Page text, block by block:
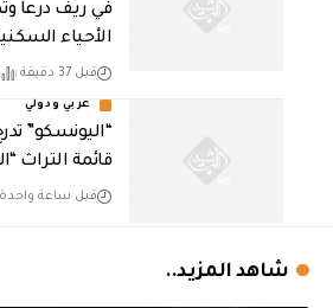
في ريف درعا
الأحياء
قبل 37 دقيقة
عربي ودولي
قائمة التراث
قبل ساعة واحدة
شاهد المزيد..